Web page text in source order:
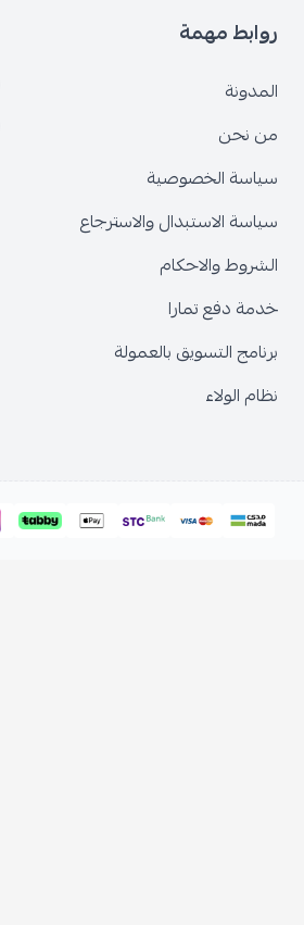
روابط مهمة
المدونة
من نحن
سياسة الخصوصية
سياسة الاستبدال والاسترجاع
الشروط والاحكام
خدمة دفع تمارا
برنامج التسويق بالعمولة
نظام الولاء